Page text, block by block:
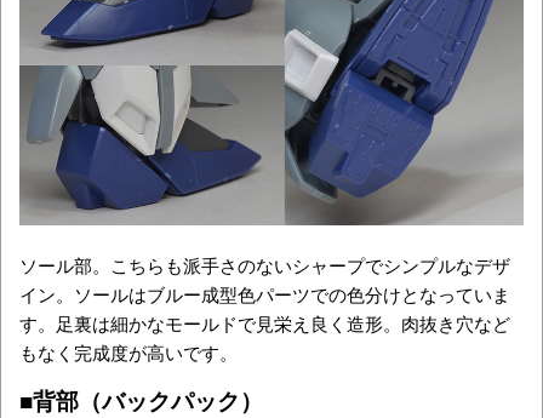
ソール部。こちらも派手さのないシャープでシンプルなデザ
イン。ソールはブルー成型色パーツでの色分けとなっていま
す。足裏は細かなモールドで見栄え良く造形。肉抜き穴など
もなく完成度が高いです。
■背部（バックパック）